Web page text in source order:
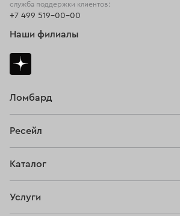
Ломбард
Тарифы
Ресейл
Купить
Каталог
Услуги
служба поддержки клиентов:
+7 499 519-00-00
Наши филиалы